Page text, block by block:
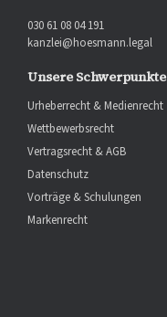
030 61 08 04 191
kanzlei@hoesmann.legal
Unsere Schwerpunkte
Urheberrecht & Medienrecht
Wettbewerbsrecht
Vertragsrecht & AGB
Datenschutz
Vorträge & Schulungen
Markenrecht